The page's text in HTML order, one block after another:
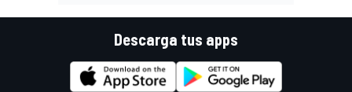
Descarga tus apps